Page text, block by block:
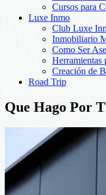
Cursos para
Luxe Inmo
Club Luxe
Inmobiliario
Como Ser
Creación de
Road Trip
Que Hago Por